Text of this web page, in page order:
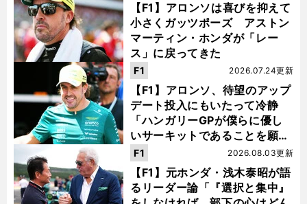
【F1】アロンソは喜びを抑えて
小さくガッツポーズ アストン
マーティン・ホンダが「レー
ス」に戻ってきた
【F1】アロンソ、待望のアップ
デート投入にもいたって冷静
「ハンガリーGPが僕らに優し
いサーキットであることを願
う」
2026.07.24更新
F1
【F1】元ホンダ・浅木泰昭が語
るリーダー論「『選択と集中』
2026.08.03更新
F1